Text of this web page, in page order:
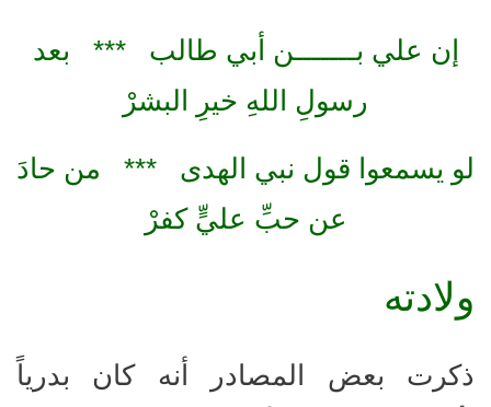
إن علي بـــــــن أبي طالب *** بعد
رسولِ اللهِ خيرِ البشرْ
لو يسمعوا قول نبي الهدى *** من حادَ
عن حبِّ عليٍّ كفرْ
ولادته
ذكرت بعض المصادر أنه كان بدرياً